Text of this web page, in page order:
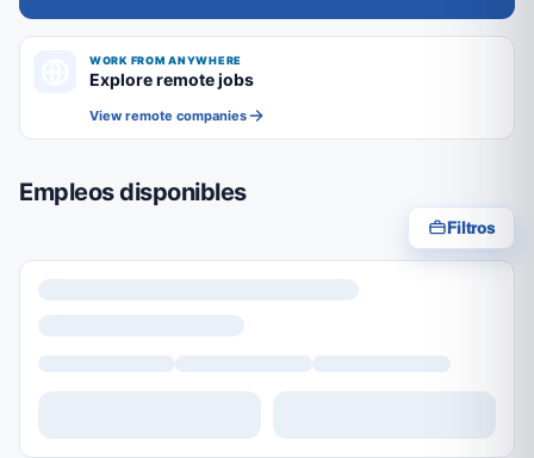
WORK FROM ANYWHERE
Explore remote jobs
View remote companies
Empleos disponibles
Filtros